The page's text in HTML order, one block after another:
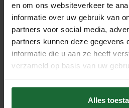
en om ons websiteverkeer te
informatie over uw gebruik van
partners voor social media,
partners kunnen deze gegevens
informatie die u aan ze heeft
verzameld op basis van uw
Alles
even op een rijtje.
Voordelen:
Een visgraat vloer brengt
De vloer is te combineren